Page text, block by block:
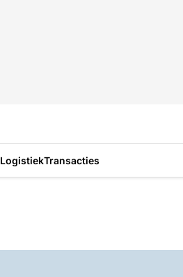
LogistiekTransacties